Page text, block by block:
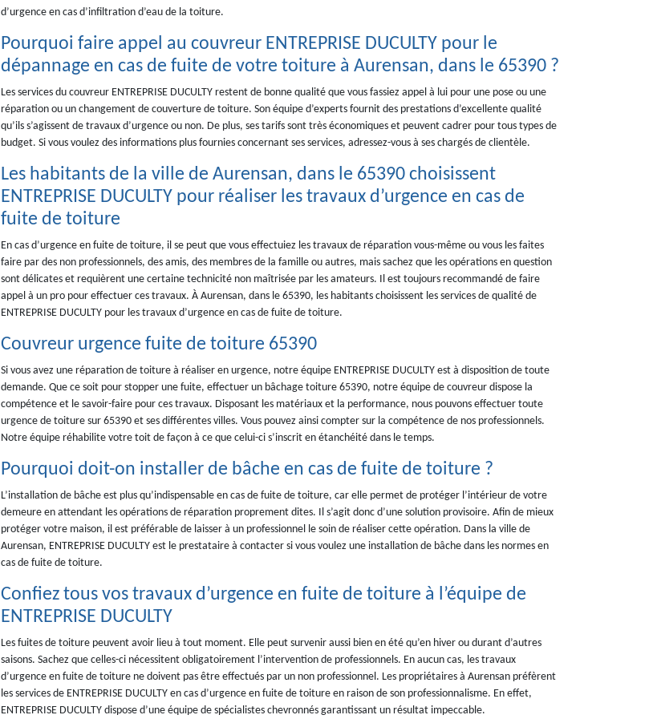
d’urgence en cas d’infiltration d’eau de la toiture.
Pourquoi faire appel au couvreur ENTREPRISE DUCULTY pour le
dépannage en cas de fuite de votre toiture à Aurensan, dans le 65390 ?
Les services du couvreur ENTREPRISE DUCULTY restent de bonne qualité que vous fassiez appel à lui pour une pose ou une
réparation ou un changement de couverture de toiture. Son équipe d’experts fournit des prestations d’excellente qualité
qu’ils s’agissent de travaux d’urgence ou non. De plus, ses tarifs sont très économiques et peuvent cadrer pour tous types de
budget. Si vous voulez des informations plus fournies concernant ses services, adressez-vous à ses chargés de clientèle.
Les habitants de la ville de Aurensan, dans le 65390 choisissent
ENTREPRISE DUCULTY pour réaliser les travaux d’urgence en cas de
fuite de toiture
En cas d’urgence en fuite de toiture, il se peut que vous effectuiez les travaux de réparation vous-même ou vous les faites
faire par des non professionnels, des amis, des membres de la famille ou autres, mais sachez que les opérations en question
sont délicates et requièrent une certaine technicité non maîtrisée par les amateurs. Il est toujours recommandé de faire
appel à un pro pour effectuer ces travaux. À Aurensan, dans le 65390, les habitants choisissent les services de qualité de
ENTREPRISE DUCULTY pour les travaux d’urgence en cas de fuite de toiture.
Couvreur urgence fuite de toiture 65390
Si vous avez une réparation de toiture à réaliser en urgence, notre équipe ENTREPRISE DUCULTY est à disposition de toute
demande. Que ce soit pour stopper une fuite, effectuer un bâchage toiture 65390, notre équipe de couvreur dispose la
compétence et le savoir-faire pour ces travaux. Disposant les matériaux et la performance, nous pouvons effectuer toute
urgence de toiture sur 65390 et ses différentes villes. Vous pouvez ainsi compter sur la compétence de nos professionnels.
Notre équipe réhabilite votre toit de façon à ce que celui-ci s’inscrit en étanchéité dans le temps.
Pourquoi doit-on installer de bâche en cas de fuite de toiture ?
L’installation de bâche est plus qu’indispensable en cas de fuite de toiture, car elle permet de protéger l’intérieur de votre
demeure en attendant les opérations de réparation proprement dites. Il s’agit donc d’une solution provisoire. Afin de mieux
protéger votre maison, il est préférable de laisser à un professionnel le soin de réaliser cette opération. Dans la ville de
Aurensan, ENTREPRISE DUCULTY est le prestataire à contacter si vous voulez une installation de bâche dans les normes en
cas de fuite de toiture.
Confiez tous vos travaux d’urgence en fuite de toiture à l’équipe de
ENTREPRISE DUCULTY
Les fuites de toiture peuvent avoir lieu à tout moment. Elle peut survenir aussi bien en été qu’en hiver ou durant d’autres
saisons. Sachez que celles-ci nécessitent obligatoirement l’intervention de professionnels. En aucun cas, les travaux
d’urgence en fuite de toiture ne doivent pas être effectués par un non professionnel. Les propriétaires à Aurensan préfèrent
les services de ENTREPRISE DUCULTY en cas d’urgence en fuite de toiture en raison de son professionnalisme. En effet,
ENTREPRISE DUCULTY dispose d’une équipe de spécialistes chevronnés garantissant un résultat impeccable.